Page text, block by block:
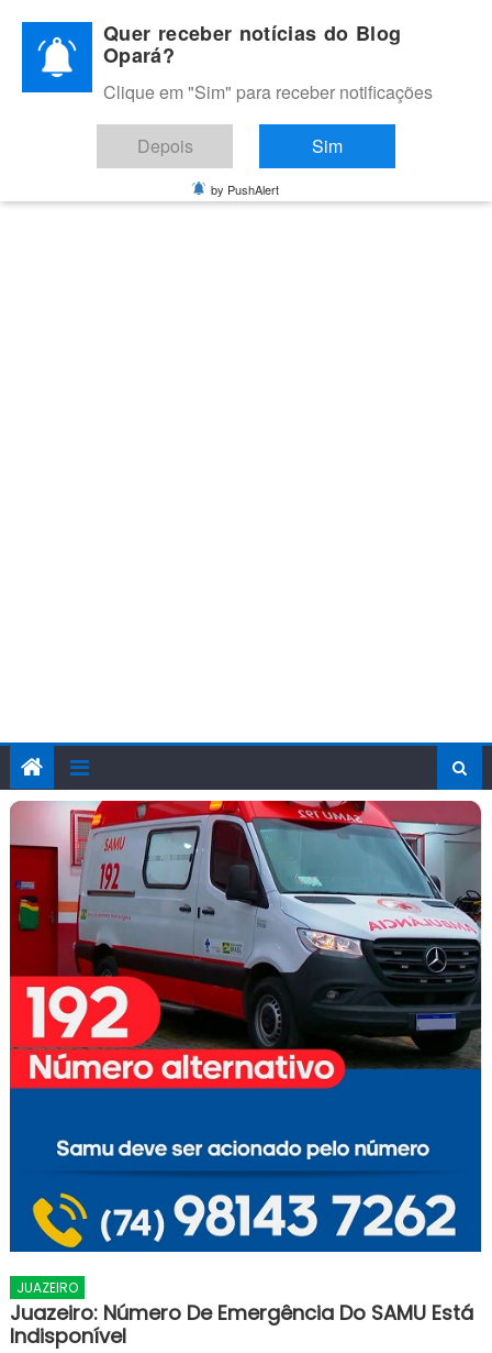
content
BLOG OPARÁ
Melhores notícias de Juazeiro, Petrolina e do Vale do São
Francisco
JUAZEIRO
Juazeiro: Número De Emergência Do SAMU Está
Indisponível
Quer receber notícias do Blog
Opará?
Clique em "Sim" para receber notificações
Depois Sim
by PushAlert